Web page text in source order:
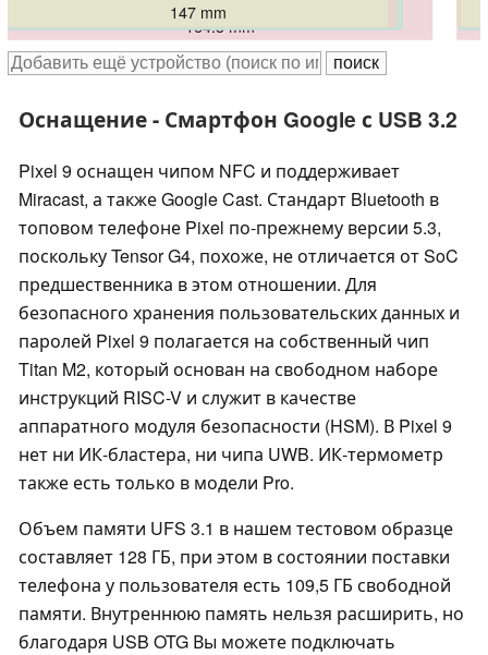
164.3 mm
152.8 mm
152.8 mm
150.5 mm
147 mm
Оснащение - Смартфон Google с USB 3.2
Pixel 9 оснащен чипом NFC и поддерживает
Miracast, а также Google Cast. Стандарт Bluetooth в
топовом телефоне Pixel по-прежнему версии 5.3,
поскольку Tensor G4, похоже, не отличается от SoC
предшественника в этом отношении. Для
безопасного хранения пользовательских данных и
паролей Pixel 9 полагается на собственный чип
Titan M2, который основан на свободном наборе
инструкций RISC-V и служит в качестве
аппаратного модуля безопасности (HSM). В Pixel 9
нет ни ИК-бластера, ни чипа UWB. ИК-термометр
также есть только в модели Pro.
Объем памяти UFS 3.1 в нашем тестовом образце
составляет 128 ГБ, при этом в состоянии поставки
телефона у пользователя есть 109,5 ГБ свободной
памяти. Внутреннюю память нельзя расширить, но
благодаря USB OTG Вы можете подключать